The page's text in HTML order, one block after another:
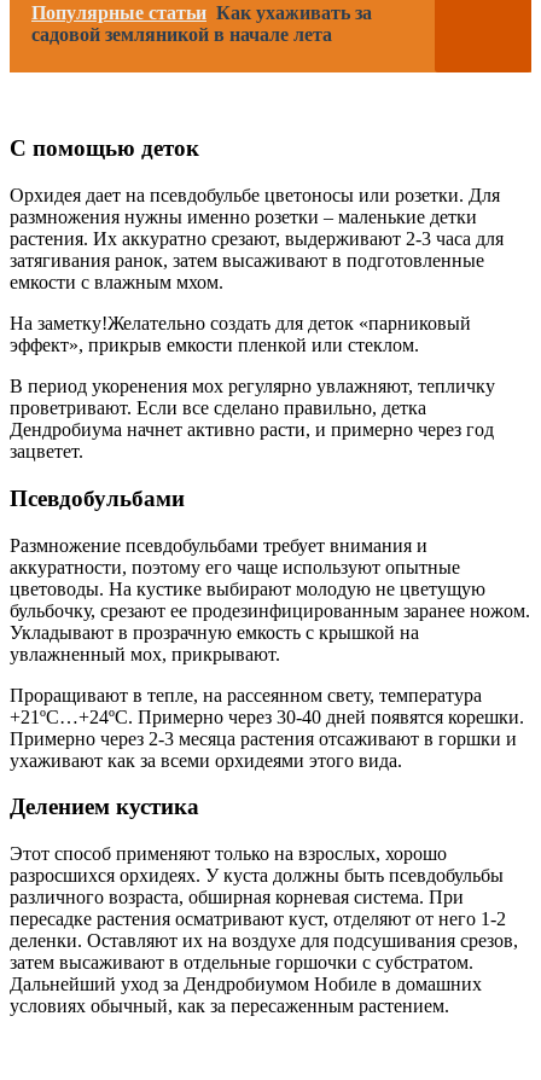
Популярные статьи Как ухаживать за
садовой земляникой в начале лета
С помощью деток
Орхидея дает на псевдобульбе цветоносы или розетки. Для
размножения нужны именно розетки – маленькие детки
растения. Их аккуратно срезают, выдерживают 2-3 часа для
затягивания ранок, затем высаживают в подготовленные
емкости с влажным мхом.
На заметку!Желательно создать для деток «парниковый
эффект», прикрыв емкости пленкой или стеклом.
В период укоренения мох регулярно увлажняют, тепличку
проветривают. Если все сделано правильно, детка
Дендробиума начнет активно расти, и примерно через год
зацветет.
Псевдобульбами
Размножение псевдобульбами требует внимания и
аккуратности, поэтому его чаще используют опытные
цветоводы. На кустике выбирают молодую не цветущую
бульбочку, срезают ее продезинфицированным заранее ножом.
Укладывают в прозрачную емкость с крышкой на
увлажненный мох, прикрывают.
Проращивают в тепле, на рассеянном свету, температура
+21ºC…+24ºC. Примерно через 30-40 дней появятся корешки.
Примерно через 2-3 месяца растения отсаживают в горшки и
ухаживают как за всеми орхидеями этого вида.
Делением кустика
Этот способ применяют только на взрослых, хорошо
разросшихся орхидеях. У куста должны быть псевдобульбы
различного возраста, обширная корневая система. При
пересадке растения осматривают куст, отделяют от него 1-2
деленки. Оставляют их на воздухе для подсушивания срезов,
затем высаживают в отдельные горшочки с субстратом.
Дальнейший уход за Дендробиумом Нобиле в домашних
условиях обычный, как за пересаженным растением.